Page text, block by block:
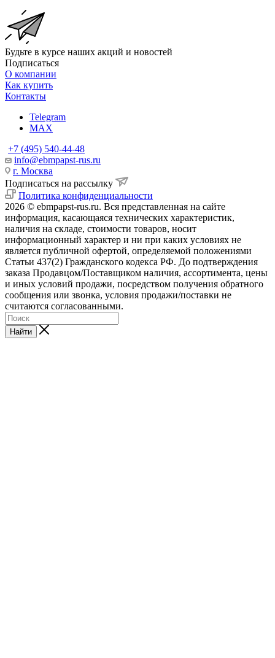
Будьте в курсе наших акций и новостей
Подписаться
О компании
Как купить
Контакты
Telegram
MAX
+7 (495) 540-44-48
info@ebmpapst-rus.ru
г. Москва
Подписаться на рассылку
Политика конфиденциальности
2026 © ebmpapst-rus.ru. Вся представленная на сайте
информация, касающаяся технических характеристик,
наличия на складе, стоимости товаров, носит
информационный характер и ни при каких условиях не
является публичной офертой, определяемой положениями
Статьи 437(2) Гражданского кодекса РФ. До подтверждения
заказа Продавцом/Поставщиком наличия, ассортимента, цены
и иных условий продажи, посредством получения обратного
сообщения или звонка, условия продажи/поставки не
считаются согласованными.
Найти